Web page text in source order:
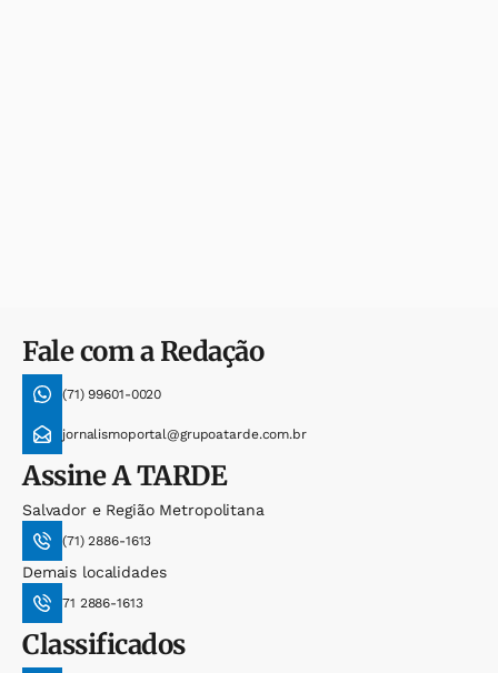
Fale com a Redação
(71) 99601-0020
jornalismoportal@grupoatarde.com.br
AssineA TARDE
Salvador e Região Metropolitana
(71) 2886-1613
Demais localidades
71 2886-1613
Classificados